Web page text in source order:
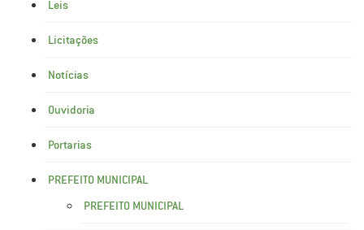
Leis
Licitações
Notícias
Ouvidoria
Portarias
PREFEITO MUNICIPAL
PREFEITO MUNICIPAL